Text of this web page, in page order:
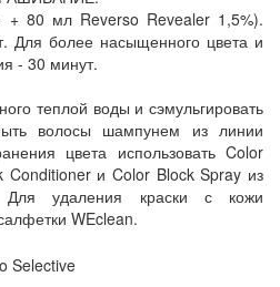
80 мл Reverso Revealer 1,5%).
Для более насыщенного цвета и
- 30 минут.
теплой воды и сэмульгировать
волосы шампунем из линии
цвета использовать Color
Conditioner и Color Block Spray из
удаления краски с кожи
WEclean.